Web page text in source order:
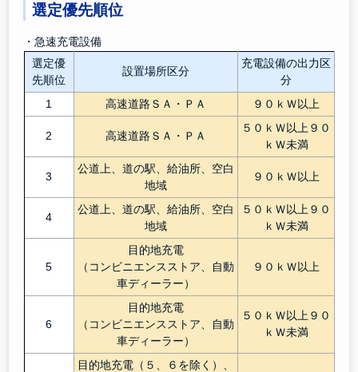
選定優先順位
・急速充電設備
選定優
先順位
設置場所区分
充電設備の出力区
分
1
高速道路ＳＡ・ＰＡ ９０ｋＷ以上
2 高速道路ＳＡ・ＰＡ
５０ｋＷ以上９０
ｋＷ未満
3
公道上、道の駅、給油所、空白
地域
９０ｋＷ以上
4
公道上、道の駅、給油所、空白
地域
５０ｋＷ以上９０
ｋＷ未満
5
目的地充電
（コンビニエンスストア、自動
車ディーラー）
９０ｋＷ以上
6
目的地充電
（コンビニエンスストア、自動
車ディーラー）
５０ｋＷ以上９０
ｋＷ未満
目的地充電（５、６を除く）、